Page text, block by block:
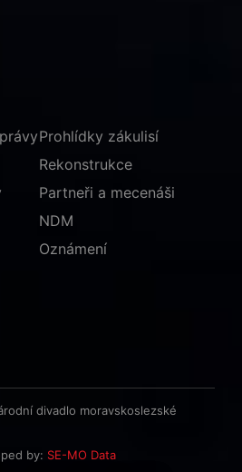
Prohlídky zákulisí
Rekonstrukce
Partneři a mecenáši
NDM
Oznámení
divadlo moravskoslezské
by: SE-MO Data